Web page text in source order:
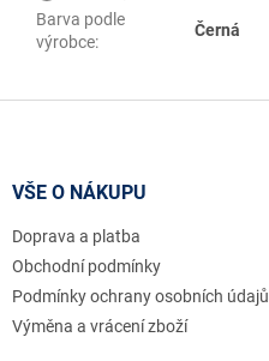
Barva podle
výrobce:
Černá
VŠE O NÁKUPU
Doprava a platba
Obchodní podmínky
Podmínky ochrany osobních údajů
Výměna a vrácení zboží